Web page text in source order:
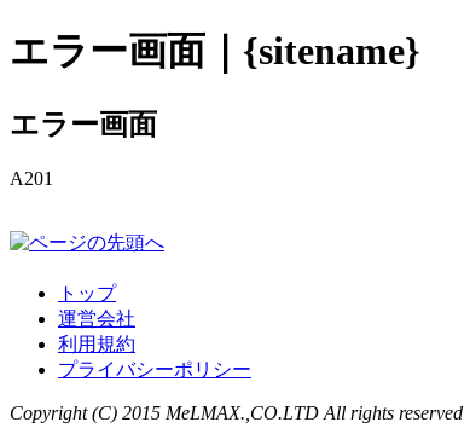
エラー画面｜{sitename}
エラー画面
A201
トップ
運営会社
利用規約
プライバシーポリシー
Copyright (C) 2015 MeLMAX.,CO.LTD All rights reserved